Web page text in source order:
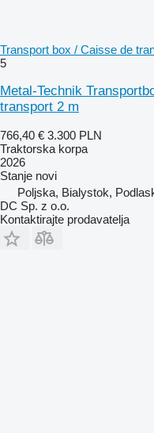
Transport box / Caisse de
5
Metal-Technik
transport 2 m
766,40 € 3.300 PLN
Traktorska korpa
2026
Stanje novi
Poljska, Bialystok,
DC Sp. z o.o.
Kontaktirajte prodavatelja